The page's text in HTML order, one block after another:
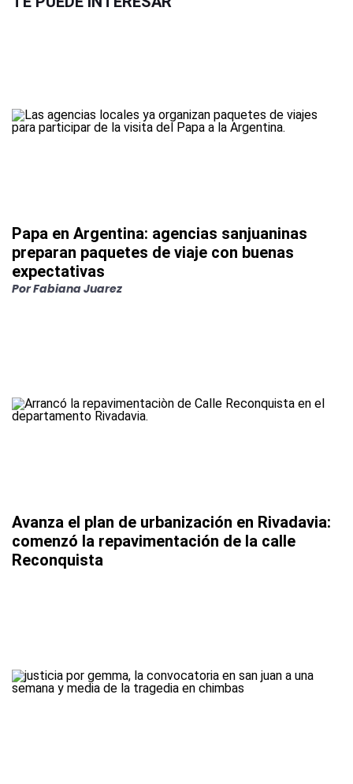
Papa en Argentina: agencias sanjuaninas
preparan paquetes de viaje con buenas
expectativas
PorFabiana Juarez
Avanza el plan de urbanización en Rivadavia:
comenzó la repavimentación de la calle
Reconquista